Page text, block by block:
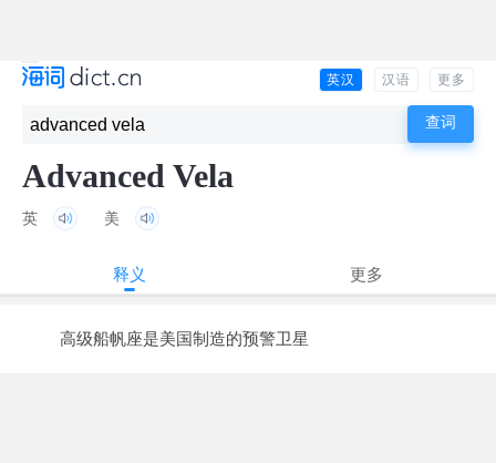
英汉 汉语 更多
Advanced Vela
英 美
释义 更多
高级船帆座是美国制造的预警卫星